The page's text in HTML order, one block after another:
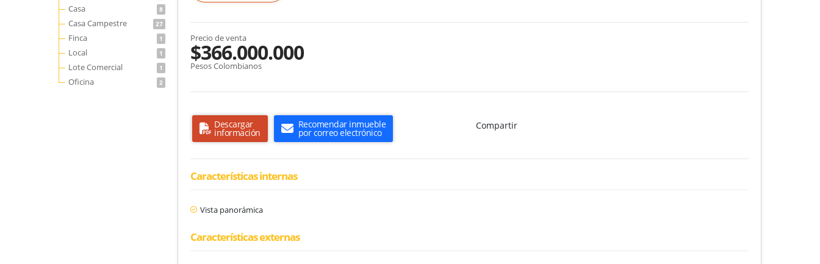
Casa 8
Casa Campestre 27
Finca 1
Local 1
Lote Comercial 1
Oficina 2
Precio de venta
$366.000.000
Pesos Colombianos
Descargar
información
Recomendar inmueble
por correo electrónico
Compartir
Características internas
Vista panorámica
Características externas